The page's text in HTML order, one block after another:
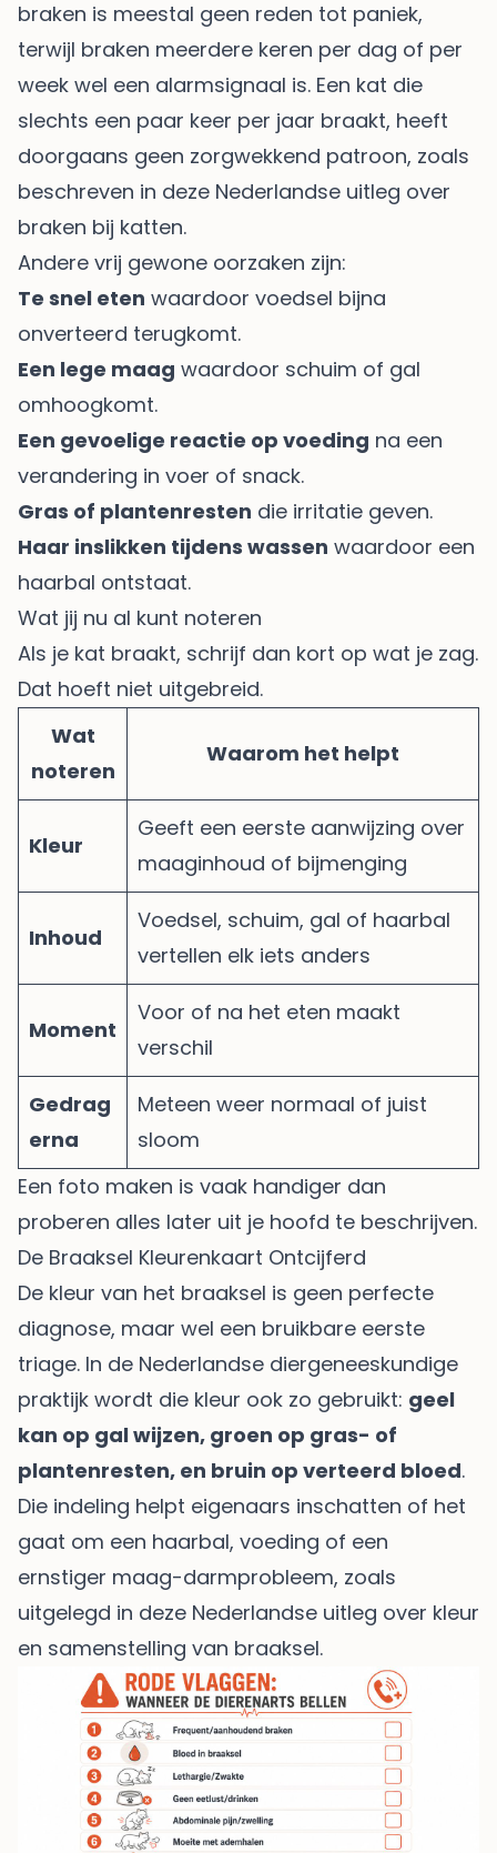
braken is meestal geen reden tot paniek,
terwijl braken meerdere keren per dag of per
week wel een alarmsignaal is. Een kat die
slechts een paar keer per jaar braakt, heeft
doorgaans geen zorgwekkend patroon, zoals
beschreven in deze Nederlandse uitleg over
braken bij katten.
Andere vrij gewone oorzaken zijn:
Te snel eten waardoor voedsel bijna
onverteerd terugkomt.
Een lege maag waardoor schuim of gal
omhoogkomt.
Een gevoelige reactie op voeding na een
verandering in voer of snack.
Gras of plantenresten die irritatie geven.
Haar inslikken tijdens wassen waardoor een
haarbal ontstaat.
Wat jij nu al kunt noteren
Als je kat braakt, schrijf dan kort op wat je zag.
Dat hoeft niet uitgebreid.
Wat
noteren
Waarom het helpt
Kleur
Geeft een eerste aanwijzing over
maaginhoud of bijmenging
Inhoud
Voedsel, schuim, gal of haarbal
vertellen elk iets anders
Moment
Voor of na het eten maakt
verschil
Gedrag
erna
Meteen weer normaal of juist
sloom
Een foto maken is vaak handiger dan
proberen alles later uit je hoofd te beschrijven.
De Braaksel Kleurenkaart Ontcijferd
De kleur van het braaksel is geen perfecte
diagnose, maar wel een bruikbare eerste
triage. In de Nederlandse diergeneeskundige
praktijk wordt die kleur ook zo gebruikt: geel
kan op gal wijzen, groen op gras- of
plantenresten, en bruin op verteerd bloed.
Die indeling helpt eigenaars inschatten of het
gaat om een haarbal, voeding of een
ernstiger maag-darmprobleem, zoals
uitgelegd in deze Nederlandse uitleg over kleur
en samenstelling van braaksel.